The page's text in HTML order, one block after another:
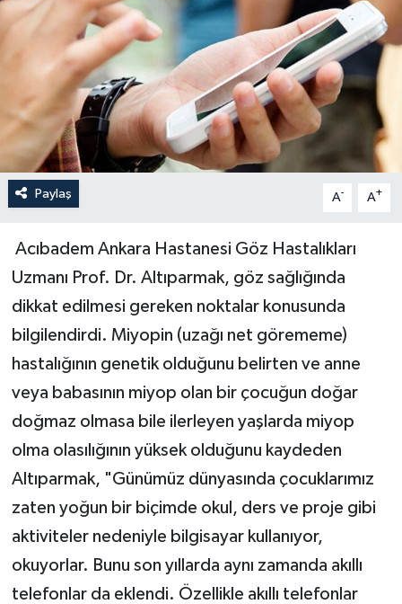
Paylaş A- A+
Acıbadem Ankara Hastanesi Göz Hastalıkları
Uzmanı Prof. Dr. Altıparmak, göz sağlığında
dikkat edilmesi gereken noktalar konusunda
bilgilendirdi. Miyopin (uzağı net görememe)
hastalığının genetik olduğunu belirten ve anne
veya babasının miyop olan bir çocuğun doğar
doğmaz olmasa bile ilerleyen yaşlarda miyop
olma olasılığının yüksek olduğunu kaydeden
Altıparmak, "Günümüz dünyasında çocuklarımız
zaten yoğun bir biçimde okul, ders ve proje gibi
aktiviteler nedeniyle bilgisayar kullanıyor,
okuyorlar. Bunu son yıllarda aynı zamanda akıllı
telefonlar da eklendi. Özellikle akıllı telefonlar